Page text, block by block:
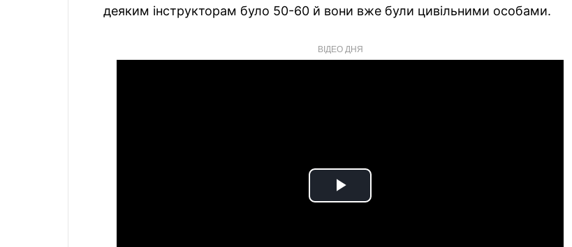
деяким інструкторам було 50-60 й вони вже були цивільними особами.
ВІДЕО ДНЯ
Play